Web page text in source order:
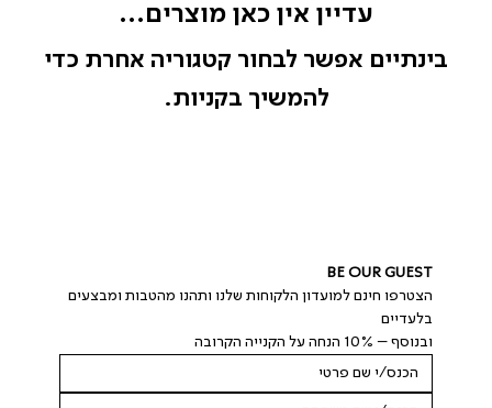
עדיין אין כאן מוצרים...
בינתיים אפשר לבחור קטגוריה אחרת כדי
להמשיך בקניות.
BE OUR GUEST
הצטרפו חינם למועדון הלקוחות שלנו ותהנו מהטבות ומבצעים
בלעדיים
ובנוסף – 10% הנחה על הקנייה הקרובה